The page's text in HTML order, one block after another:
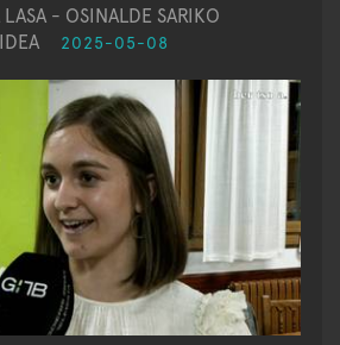
LASA - OSINALDE SARIKO
2025-05-08